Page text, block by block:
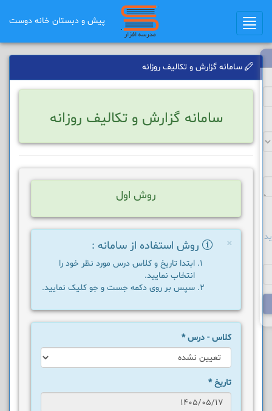
Toggle
navigation
پیش و دبستان خانه دوست
سامانه گزارش و تکالیف روزانه
سامانه گزارش و تکالیف روزانه
روش اول
× روش استفاده از سامانه :
ابتدا تاریخ و کلاس درس مورد نظر خود را
انتخاب نمایید.
سپس بر روی دکمه جست و جو کلیک نمایید.
کلاس - درس*
تاریخ*